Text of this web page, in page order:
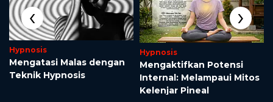
Hypnosis
Mengatasi Malas dengan
Teknik Hypnosis
Hypnosis
Mengaktifkan Potensi
Internal: Melampaui Mitos
Kelenjar Pineal
‹ ›